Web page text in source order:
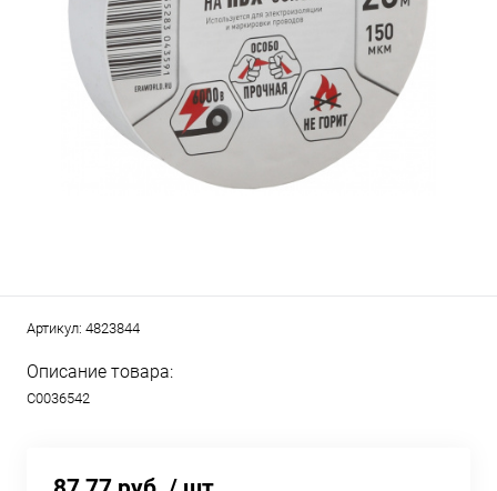
Артикул: 4823844
Описание товара:
C0036542